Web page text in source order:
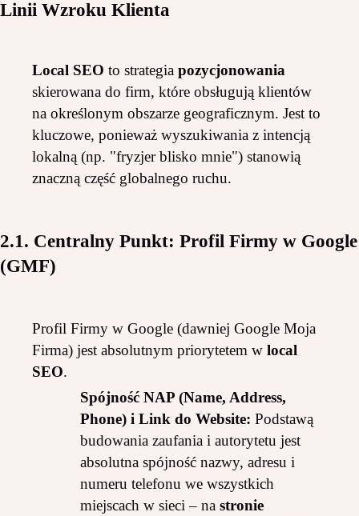
Linii Wzroku Klienta
Local SEO to strategia pozycjonowania
skierowana do firm, które obsługują klientów
na określonym obszarze geograficznym. Jest to
kluczowe, ponieważ wyszukiwania z intencją
lokalną (np. "fryzjer blisko mnie") stanowią
znaczną część globalnego ruchu.
2.1. Centralny Punkt: Profil Firmy w Google
(GMF)
Profil Firmy w Google (dawniej Google Moja
Firma) jest absolutnym priorytetem w local
SEO.
Spójność NAP (Name, Address,
Phone) i Link do Website: Podstawą
budowania zaufania i autorytetu jest
absolutna spójność nazwy, adresu i
numeru telefonu we wszystkich
miejscach w sieci – na stronie